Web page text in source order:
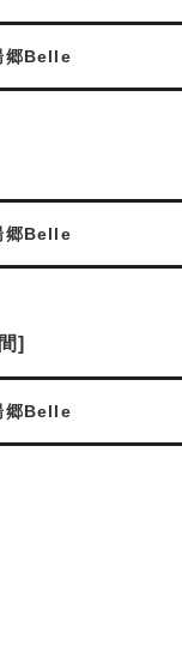
郷Belle
郷Belle
]
郷Belle